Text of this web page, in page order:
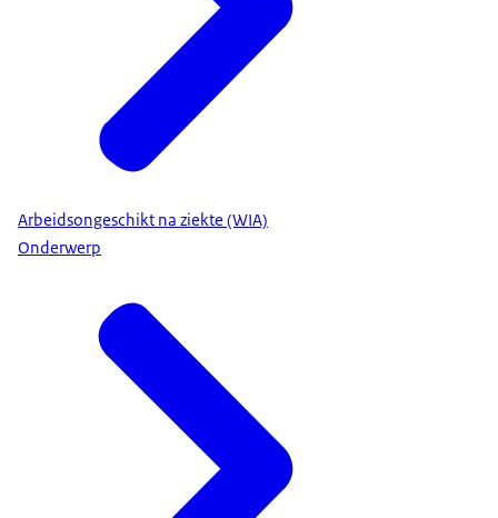
Arbeidsongeschikt na ziekte (WIA)
Onderwerp